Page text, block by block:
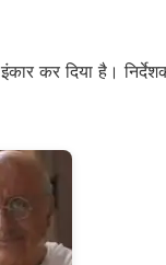
कर दिया है।